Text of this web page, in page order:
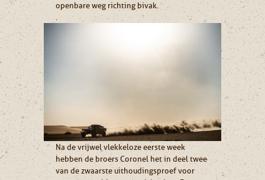
openbare weg richting bivak.
Na de vrijwel vlekkeloze eerste week
hebben de broers Coronel het in deel twee
van de zwaarste uithoudingsproef voor